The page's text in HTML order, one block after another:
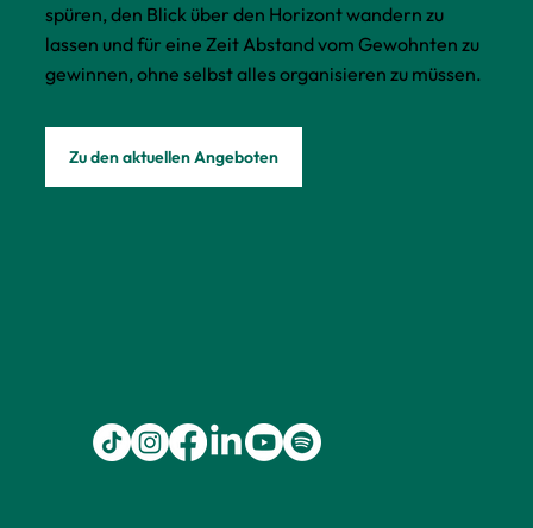
spüren, den Blick über den Horizont wandern zu
lassen und für eine Zeit Abstand vom Gewohnten zu
gewinnen, ohne selbst alles organisieren zu müssen.
Zu den aktuellen Angeboten